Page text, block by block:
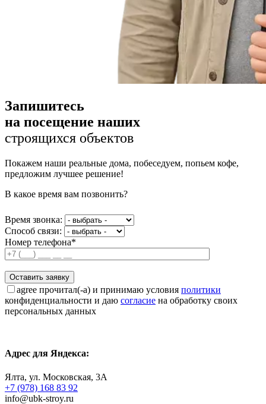
Запишитесь
на посещение наших
строящихся объектов
Покажем наши реальные дома, побеседуем, попьем кофе,
предложим лучшее решение!
В какое время вам позвонить?
Время звонка:
Способ связи:
Номер телефона*
agree прочитал(-а) и принимаю условия политики
конфиденциальности и даю согласие на обработку своих
персональных данных
Адрес для Яндекса:
Ялта, ул. Московская, 3А
+7 (978) 168 83 92
info@ubk-stroy.ru